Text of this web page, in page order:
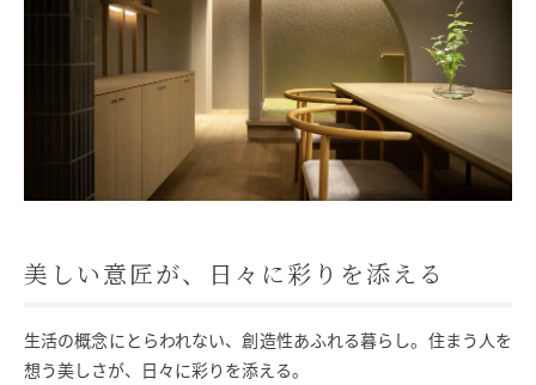
美しい意匠が、日々に彩りを添える
生活の概念にとらわれない、創造性あふれる暮らし。住まう人を
想う美しさが、日々に彩りを添える。